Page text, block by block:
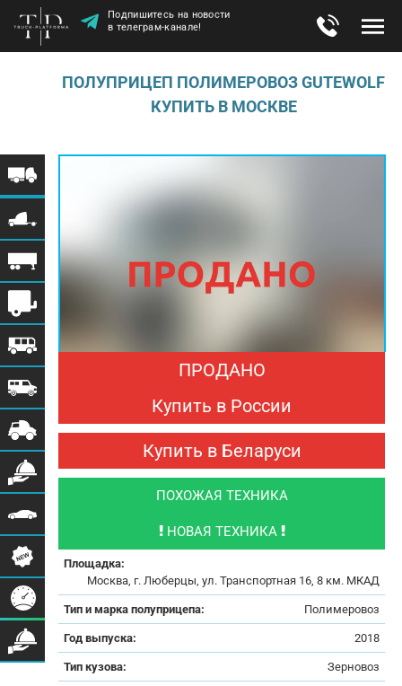
Подпишитесь на новости
в телеграм-канале!
ПОЛУПРИЦЕП ПОЛИМЕРОВОЗ GUTEWOLF
КУПИТЬ В МОСКВЕ
ПРОДАНО
Купить в России
Купить в Беларуси
ПОХОЖАЯ ТЕХНИКА
НОВАЯ ТЕХНИКА
Площадка:
Москва, г. Люберцы, ул. Транспортная 16, 8 км. МКАД
Тип и марка полуприцепа: Полимеровоз
Год выпуска: 2018
Тип кузова: Зерновоз